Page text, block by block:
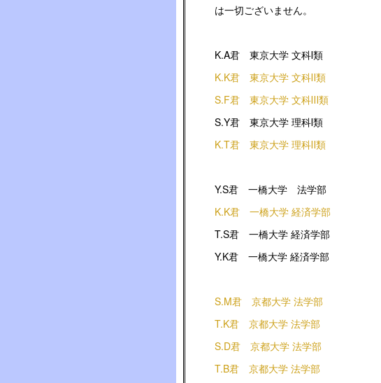
は一切ございません。
K.A君 東京大学 文科Ⅰ類
K.K君 東京大学 文科Ⅱ類
S.F君 東京大学 文科Ⅲ類
S.Y君 東京大学 理科Ⅰ類
K.T君 東京大学 理科Ⅱ類
Y.S君 一橋大学 法学部
K.K君 一橋大学 経済学部
T.S君 一橋大学 経済学部
Y.K君 一橋大学 経済学部
S.M君 京都大学 法学部
T.K君 京都大学 法学部
S.D君 京都大学 法学部
T.B君 京都大学 法学部